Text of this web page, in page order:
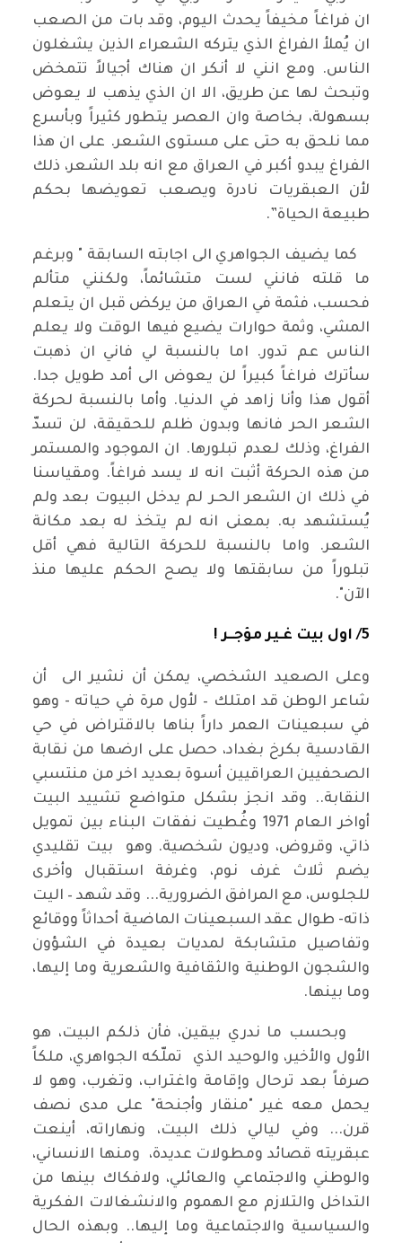
ان فراغاً مخيفاً يحدث اليوم، وقد بات من الصعب
ان يُملأ الفراغ الذي يتركه الشعراء الذين يشغلون
الناس. ومع انني لا أنكر ان هناك أجيالاً تتمخض
وتبحث لها عن طريق، الا ان الذي يذهب لا يعوض
بسهولة، بخاصة وان العصر يتطور كثيراً وبأسرع
مما نلحق به حتى على مستوى الشعر. على ان هذا
الفراغ يبدو أكبر في العراق مع انه بلد الشعر، ذلك
لأن العبقريات نادرة ويصعب تعويضها بحكم
طبيعة الحياة”.
كما يضيف الجواهري الى اجابته السابقة " وبرغم
ما قلته فانني لست متشائماً، ولكنني متألم
فحسب، فثمة في العراق من يركض قبل ان يتعلم
المشي، وثمة حوارات يضيع فيها الوقت ولا يعلم
الناس عم تدور. اما بالنسبة لي فاني ان ذهبت
سأترك فراغاً كبيراً لن يعوض الى أمد طويل جدا.
أقول هذا وأنا زاهد في الدنيا. وأما بالنسبة لحركة
الشعر الحر فانها وبدون ظلم للحقيقة، لن تسدّ
الفراغ، وذلك لعدم تبلورها. ان الموجود والمستمر
من هذه الحركة أثبت انه لا يسد فراغاً. ومقياسنا
في ذلك ان الشعر الحـر لم يدخل البيوت بعد ولم
يُستشهد به. بمعنى انه لم يتخذ له بعد مكانة
الشعر. واما بالنسبة للحركة التالية فهي أقل
تبلوراً من سابقتها ولا يصح الحكم عليها منذ
الآن".
5/ اول بيت غـير مؤجــر !
وعلى الصعيد الشخصي، يمكن أن نشير الى أن
شاعر الوطن قد امتلك – لأول مرة في حياته - وهو
في سبعينات العمر داراً بناها بالاقتراض في حي
القادسية بكرخ بغداد، حصل على ارضها من نقابة
الصحفيين العراقيين أسوة بعديد اخر من منتسبي
النقابة.. وقد انجز بشكل متواضع تشييد البيت
أواخر العام 1971 وغُطيت نفقات البناء بين تمويل
ذاتي، وقروض، وديون شخصية. وهو بيت تقليدي
يضم ثلاث غرف نوم، وغرفة استقبال وأخرى
للجلوس، مع المرافق الضرورية... وقد شهد – اليت
ذاته- طوال عقد السبعينات الماضية أحداثاً ووقائع
وتفاصيل متشابكة لمديات بعيدة في الشؤون
والشجون الوطنية والثقافية والشعرية وما إليها،
وما بينها.
وبحسب ما ندري بيقين، فأن ذلكم البيت، هو
الأول والأخير، والوحيد الذي تملّكه الجواهري، ملكاً
صرفاً بعد ترحال وإقامة واغتراب، وتغرب، وهو لا
يحمل معه غير "منقار وأجنحة" على مدى نصف
قرن... وفي ليالي ذلك البيت، ونهاراته، أينعت
عبقريته قصائد ومطولات عديدة، ومنها الانساني،
والوطني والاجتماعي والعائلي، ولافكاك بينها من
التداخل والتلازم مع الهموم والانشغالات الفكرية
والسياسية والاجتماعية وما إليها.. وبهذه الحال